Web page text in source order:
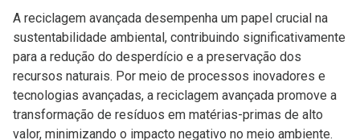
A reciclagem avançada desempenha um papel crucial na
sustentabilidade ambiental, contribuindo significativamente
para a redução do desperdício e a preservação dos
recursos naturais. Por meio de processos inovadores e
tecnologias avançadas, a reciclagem avançada promove a
transformação de resíduos em matérias-primas de alto
valor, minimizando o impacto negativo no meio ambiente.